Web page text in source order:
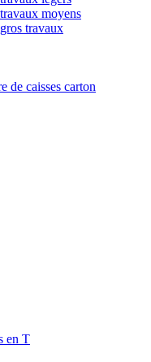
moyens
travaux
de caisses carton
en T